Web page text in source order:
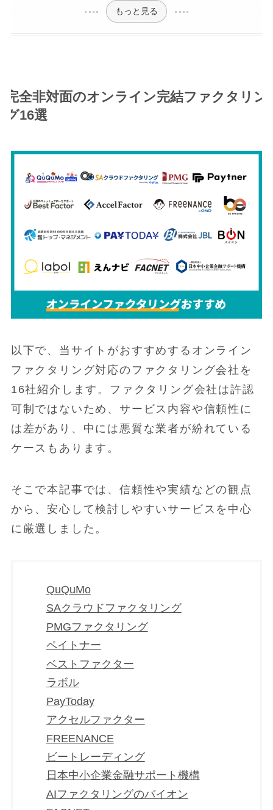
もっと見る
完全非対面のオンライン完結ファクタリン
グ16選
以下で、当サイトがおすすめするオンライン
ファクタリング対応のファクタリング会社を
16社紹介します。ファクタリング会社は許認
可制ではないため、サービス内容や信頼性に
は差があり、中には悪質な業者が紛れている
ケースもあります。
そこで本記事では、信頼性や実績などの観点
から、安心して検討しやすいサービスを中心
に厳選しました。
QuQuMo
SAクラウドファクタリング
PMGファクタリング
ペイトナー
ベストファクター
ラボル
PayToday
アクセルファクター
FREENANCE
ビートレーディング
日本中小企業金融サポート機構
AIファクタリングのバイオン